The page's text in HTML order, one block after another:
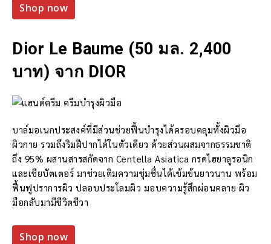
Shop now
Dior Le Baume (50 มล. 2,400
บาท) จาก DIOR
บาล์มอเนกประสงค์ที่มีส่วนช่วยฟื้นบำรุงได้ครอบคลุมทั้งผิวมือ
ผิวกาย รวมถึงริมฝีปากได้ในตัวเดียว ด้วยส่วนผสมจากธรรมชาติ
ถึง 95% ผสานสารสกัดจาก Centella Asiatica กรดไฮยาลูรอนิก
และเชียบัตเตอร์ มาช่วยเติมความชุ่มชื่นได้เข้มข้นยาวนาน พร้อม
ฟื้นฟูปราการผิว ปลอบประโลมผิว มอบความรู้สึกผ่อนคลาย ผิว
มือกลับมามีชีวิตชีวา
Shop now